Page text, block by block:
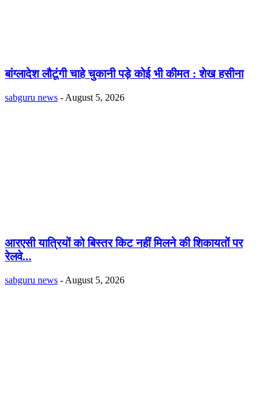
बांग्लादेश लौटूंगी चाहे चुकानी पड़े कोई भी कीमत : शेख हसीना
sabguru news - August 5, 2026
आरएसी यात्रियों को बिस्तर किट नहीं मिलने की शिकायतों पर
रेलवे...
sabguru news - August 5, 2026